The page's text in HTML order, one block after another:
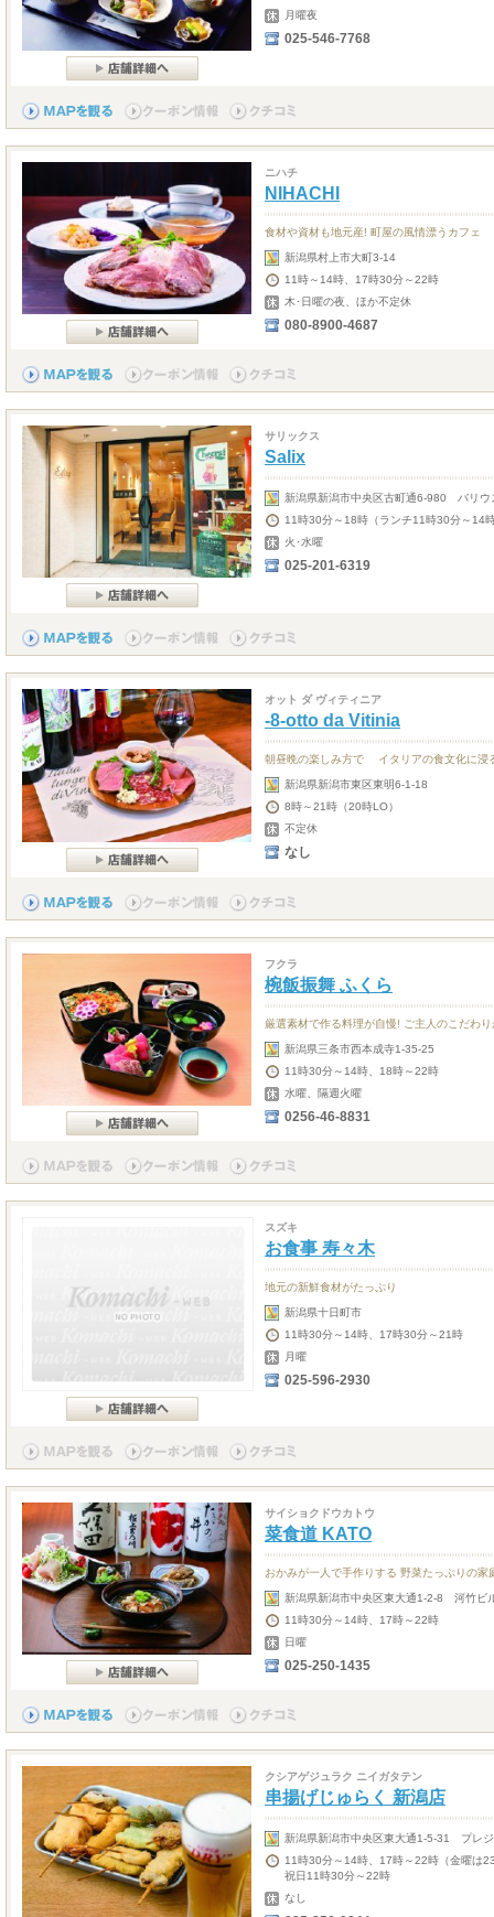
月曜夜
025-546-7768
ニハチ
NIHACHI
食材や資材も地元産! 町屋の風情漂うカフェ
新潟県村上市大町3-14
11時～14時、17時30分～22時
木･日曜の夜、ほか不定休
080-8900-4687
サリックス
Salix
新潟県新潟市中央区古町通6-980 バリウ
11時30分～18時（ランチ11時30分～14
火･水曜
025-201-6319
オット ダ ヴィティニア
-8-otto da Vitinia
朝昼晩の楽しみ方で イタリアの食文化に浸
新潟県新潟市東区東明6-1-18
8時～21時（20時LO）
不定休
なし
フクラ
椀飯振舞 ふくら
厳選素材で作る料理が自慢! ご主人のこだわ
新潟県三条市西本成寺1-35-25
11時30分～14時、18時～22時
水曜、隔週火曜
0256-46-8831
スズキ
お食事 寿々木
地元の新鮮食材がたっぷり
新潟県十日町市
11時30分～14時、17時30分～21時
月曜
025-596-2930
サイショクドウカトウ
菜食道 KATO
おかみが一人で手作りする 野菜たっぷりの家
新潟県新潟市中央区東大通1-2-8 河竹ビ
11時30分～14時、17時～22時
日曜
025-250-1435
クシアゲジュラク ニイガタテン
串揚げじゅらく 新潟店
新潟県新潟市中央区東大通1-5-31 プレ
11時30分～14時、17時～22時（金曜は
祝日11時30分～22時
なし